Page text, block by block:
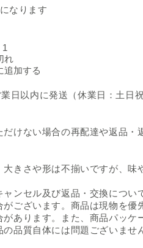
なります
れ
追加する
日以内に発送（休業日：土日祝
けない場合の再配達や返品・
きさや形は不揃いですが、味
ンセル及び返品・交換につい
ございます。商品は現物を優
あります。また、商品パッケ
品質自体には問題ございませ